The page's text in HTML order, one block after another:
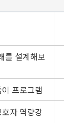
를 설계해보
프로그램
자 역량강